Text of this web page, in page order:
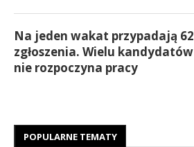
Na jeden wakat przypadają 62
zgłoszenia. Wielu kandydatów
nie rozpoczyna pracy
POPULARNE TEMATY